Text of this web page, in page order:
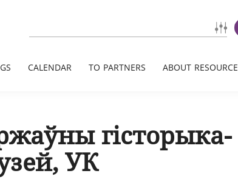
CALENDAR TO PARTNERS ABOUT RESOURCE
гісторыка-
УК